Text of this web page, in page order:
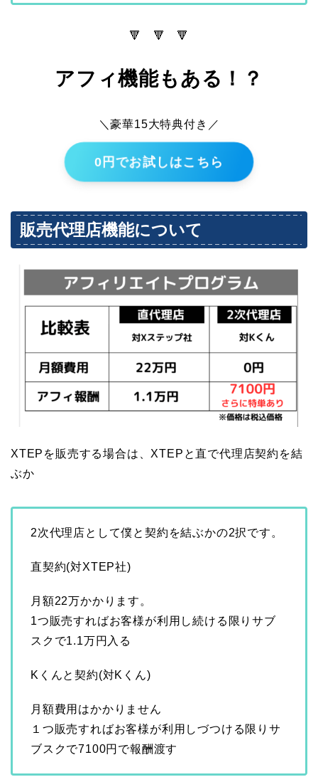
🔻 🔻 🔻
アフィ機能もある！？
＼豪華15大特典付き／
0円でお試しはこちら
販売代理店機能について
XTEPを販売する場合は、XTEPと直で代理店契約を結
ぶか
2次代理店として僕と契約を結ぶかの2択です。
直契約(対XTEP社)
月額22万かかります。
1つ販売すればお客様が利用し続ける限りサブ
スクで1.1万円入る
Kくんと契約(対Kくん)
月額費用はかかりません
１つ販売すればお客様が利用しづつける限りサ
ブスクで7100円で報酬渡す